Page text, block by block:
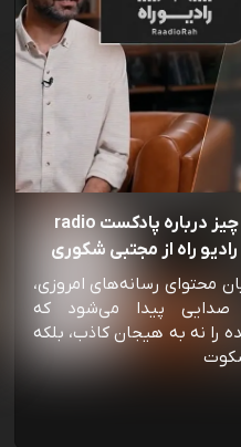
همه چیز درباره پادکست radio
محتوای رسانه‌های امروزی،
صدایی پیدا می‌شود که
را نه به هیجان کاذب، بلکه